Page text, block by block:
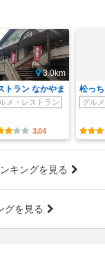
3.0km
トラン なかやま
メ・レストラン
3.04
松っ
グル
キングを見る
グを見る